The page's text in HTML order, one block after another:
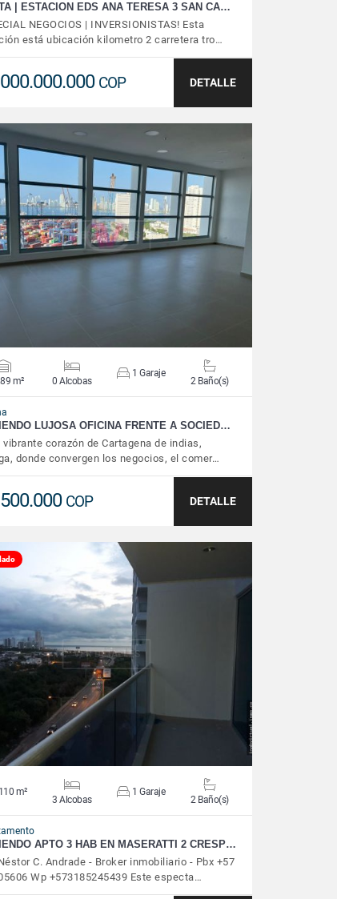
| ESTACION EDS ANA TERESA 3 SAN CA…
NEGOCIOS | INVERSIONISTAS! Esta
está ubicación kilometro 2 carretera tro…
COP DETALLE
VER DETALLES
m² 0 Alcobas
1 Garaje
2 Baño(s)
LUJOSA OFICINA FRENTE A SOCIED…
vibrante corazón de Cartagena de indias,
donde convergen los negocios, el comer…
COP DETALLE
VER DETALLES
110 m²
3 Alcobas
1 Garaje
2 Baño(s)
APTO 3 HAB EN MASERATTI 2 CRESP…
C. Andrade - Broker inmobiliario - Pbx +57
Wp +573185245439 Este especta…